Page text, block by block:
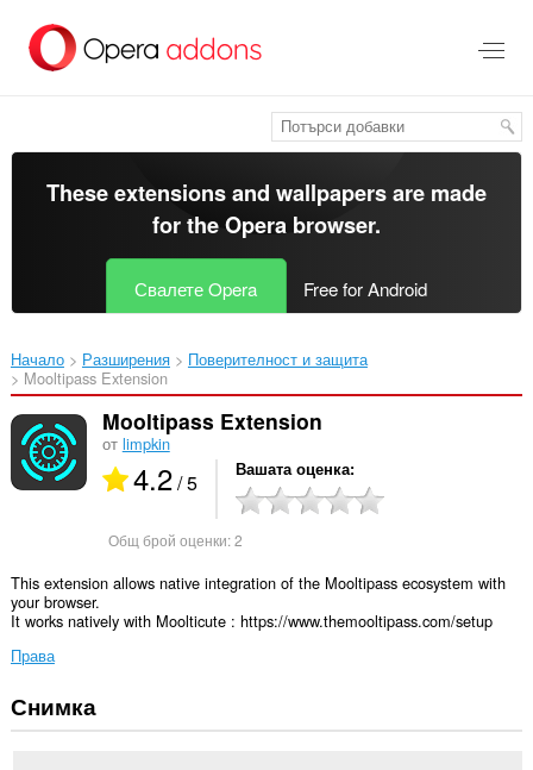
главното
съдържание
These extensions and wallpapers are made
for theOpera browser.
Свалете Opera Free for Android
Начало Разширения
Поверителност и защита
Mooltipass Extension‎
Mooltipass Extension
от limpkin
4.2/ 5 Вашата оценка
Общ брой оценки:2
This extension allows native integration of the Mooltipass ecosystem with
your browser.
It works natively with Moolticute : https://www.themooltipass.com/setup
Права
Това
разширение
Снимка